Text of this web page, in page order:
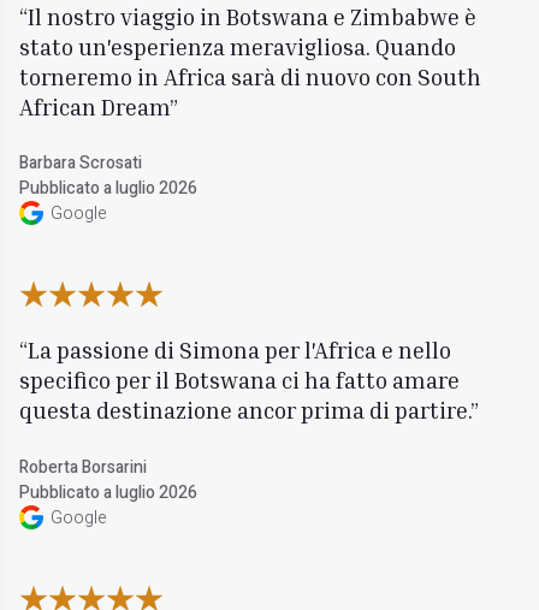
Il nostro viaggio in Botswana e Zimbabwe è
stato un'esperienza meravigliosa. Quando
torneremo in Africa sarà di nuovo con South
African Dream
Barbara Scrosati
Pubblicato a luglio 2026
Google
La passione di Simona per l'Africa e nello
specifico per il Botswana ci ha fatto amare
questa destinazione ancor prima di partire.
Roberta Borsarini
Pubblicato a luglio 2026
Google